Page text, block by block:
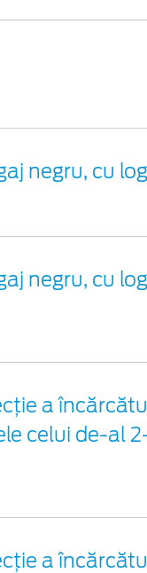
negru, cu
negru, cu
a
celui de-al
a